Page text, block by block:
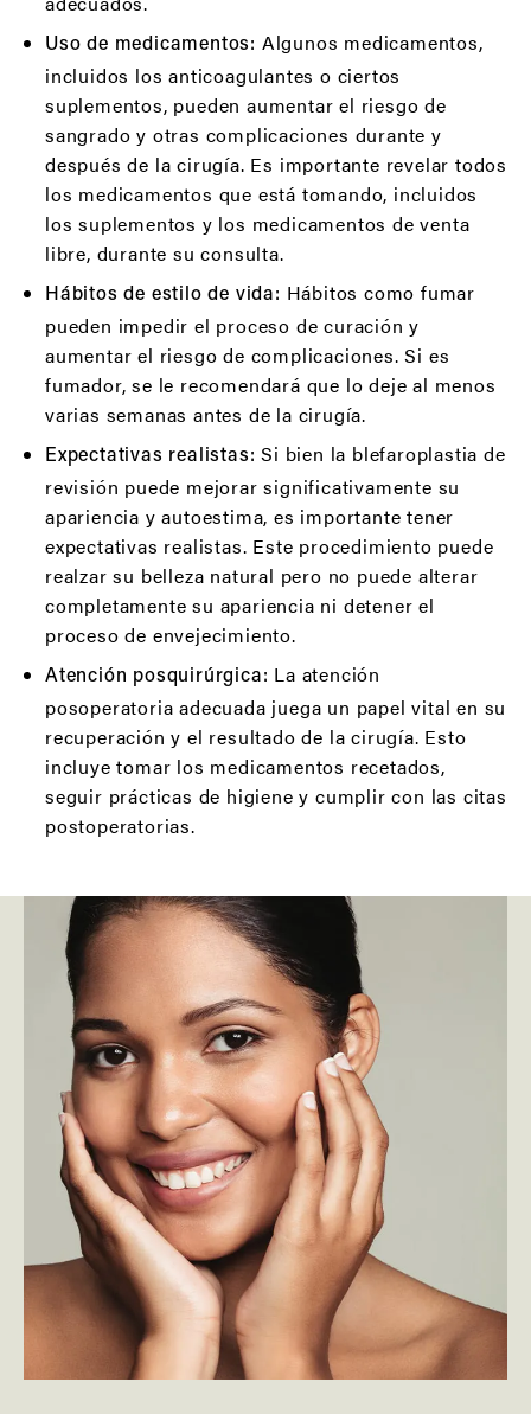
Uso de medicamentos: Algunos medicamentos,
incluidos los anticoagulantes o ciertos
suplementos, pueden aumentar el riesgo de
sangrado y otras complicaciones durante y
después de la cirugía. Es importante revelar todos
los medicamentos que está tomando, incluidos
los suplementos y los medicamentos de venta
libre, durante su consulta.
Hábitos de estilo de vida: Hábitos como fumar
pueden impedir el proceso de curación y
aumentar el riesgo de complicaciones. Si es
fumador, se le recomendará que lo deje al menos
varias semanas antes de la cirugía.
Expectativas realistas: Si bien la blefaroplastia de
revisión puede mejorar significativamente su
apariencia y autoestima, es importante tener
expectativas realistas. Este procedimiento puede
realzar su belleza natural pero no puede alterar
completamente su apariencia ni detener el
proceso de envejecimiento.
Atención posquirúrgica: La atención
posoperatoria adecuada juega un papel vital en su
recuperación y el resultado de la cirugía. Esto
incluye tomar los medicamentos recetados,
seguir prácticas de higiene y cumplir con las citas
postoperatorias.